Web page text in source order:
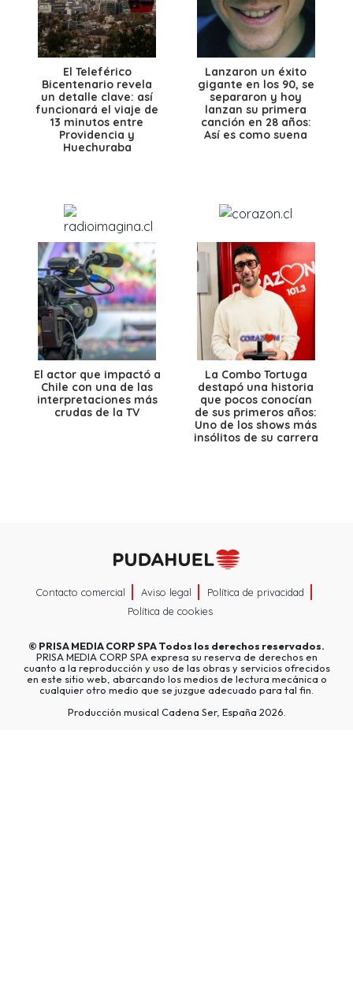
El Teleférico
Bicentenario revela
un detalle clave: así
funcionará el viaje de
13 minutos entre
Providencia y
Huechuraba
Lanzaron un éxito
gigante en los 90, se
separaron y hoy
lanzan su primera
canción en 28 años:
Así es como suena
El actor que impactó a
Chile con una de las
interpretaciones más
crudas de la TV
La Combo Tortuga
destapó una historia
que pocos conocían
de sus primeros años:
Uno de los shows más
insólitos de su carrera
Contacto comercial Aviso legal
Política de privacidad
Política de cookies
© PRISA MEDIA CORP SPATodos los derechos reservados.
PRISA MEDIA CORP SPA expresa su reserva de derechos en
cuanto a la reproducción y uso de las obras y servicios ofrecidos
en este sitio web, abarcando los medios de lectura mecánica o
cualquier otro medio que se juzgue adecuado para tal fin.
Producción musical Cadena Ser, España 2026.